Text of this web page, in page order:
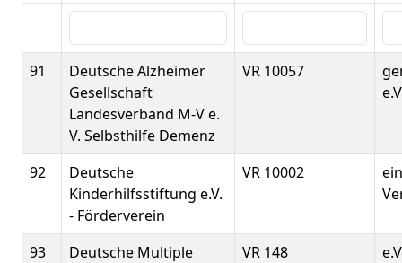
91
Deutsche Alzheimer
Gesellschaft
Landesverband M-V e.
V. Selbsthilfe Demenz
VR 10057
92
Deutsche
Kinderhilfsstiftung e.V.
- Förderverein
VR 10002
93
Deutsche Multiple
VR 148